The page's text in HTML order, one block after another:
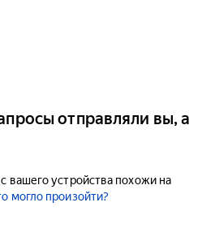
отправляли вы, а
вашего устройства похожи на
могло произойти?